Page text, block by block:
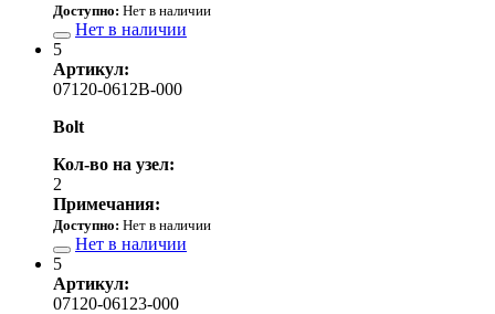
Доступно: Нет в наличии
Нет в наличии
5
Артикул:
07120-0612B-000
Bolt
Кол-во на узел:
2
Примечания:
Доступно: Нет в наличии
Нет в наличии
5
Артикул:
07120-06123-000